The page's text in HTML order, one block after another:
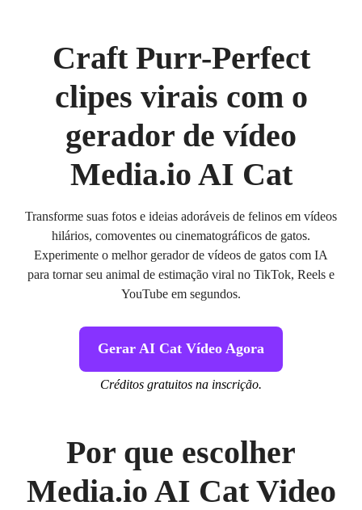
Craft Purr-Perfect
clipes virais com o
gerador de vídeo
Media.io AI Cat
Transforme suas fotos e ideias adoráveis de felinos em vídeos
hilários, comoventes ou cinematográficos de gatos.
Experimente o melhor gerador de vídeos de gatos com IA
para tornar seu animal de estimação viral no TikTok, Reels e
YouTube em segundos.
Gerar AI Cat Vídeo Agora
Créditos gratuitos na inscrição.
Por que escolher
Media.io AI Cat Video